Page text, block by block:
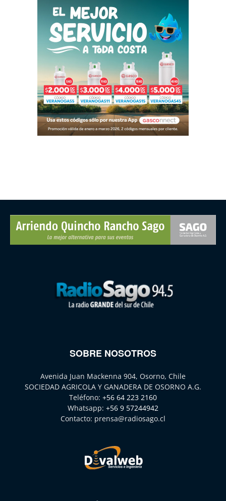
SOBRE NOSOTROS
Avenida Juan Mackenna 904, Osorno, Chile
SOCIEDAD AGRICOLA Y GANADERA DE OSORNO A.G.
Teléfono: +56 64 223 2160
Whatsapp: +56 9 57244942
Contacto: prensa@radiosago.cl